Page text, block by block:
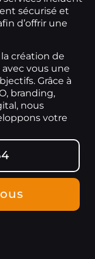
sécurisé et
d’offrir une
création de
vous une
Grâce à
branding,
nous
votre